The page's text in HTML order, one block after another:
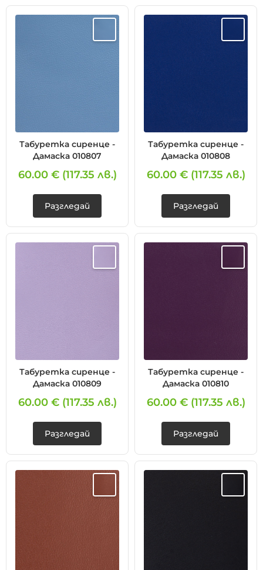
Табуретка сиренце -
Дамаска 010807
60.00 € (117.35 лв.)
Разгледай
Табуретка сиренце -
Дамаска 010808
60.00 € (117.35 лв.)
Разгледай
Табуретка сиренце -
Дамаска 010809
60.00 € (117.35 лв.)
Разгледай
Табуретка сиренце -
Дамаска 010810
60.00 € (117.35 лв.)
Разгледай